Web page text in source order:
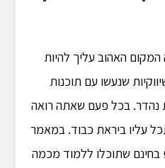
המקום האהוב עליך להיות
שנעשו עם תוכנות
נהדר. בכל פעם שאתה רואה
עליו ביראת כבוד. במאמר
בחינם שתוכלו ללמוד מכמה